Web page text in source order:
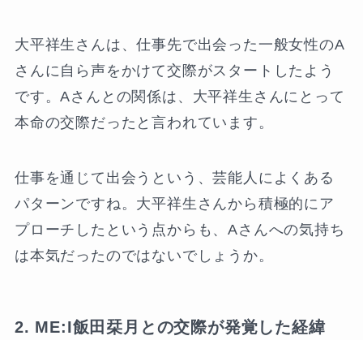
大平祥生さんは、仕事先で出会った一般女性のA
さんに自ら声をかけて交際がスタートしたよう
です。Aさんとの関係は、大平祥生さんにとって
本命の交際だったと言われています。
仕事を通じて出会うという、芸能人によくある
パターンですね。大平祥生さんから積極的にア
プローチしたという点からも、Aさんへの気持ち
は本気だったのではないでしょうか。
2. ME:I飯田栞月との交際が発覚した経緯